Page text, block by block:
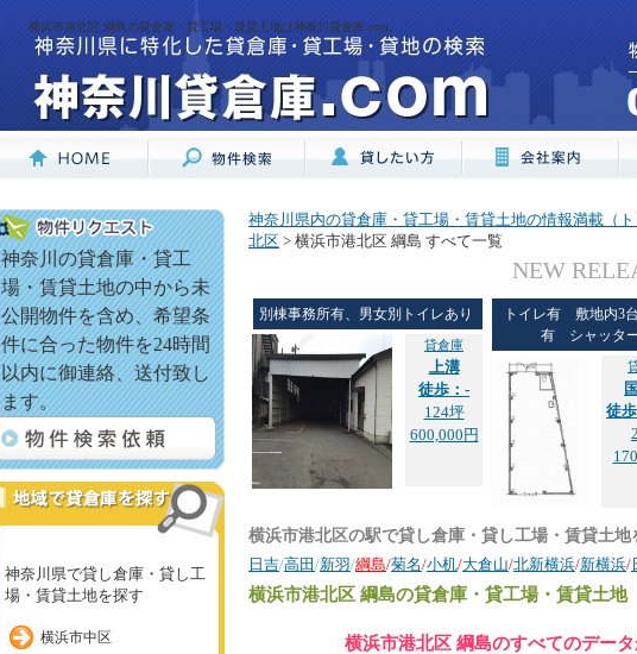
横浜市港北区 綱島の貸倉庫・貸工場・賃貸土地は神奈川貸倉庫.com。
神奈川の貸倉庫・貸工
場・賃貸土地の中から未
公開物件を含め、希望条
件に合った物件を24時間
以内に御連絡、送付致し
ます。
神奈川県で貸し倉庫・貸し工
場・賃貸土地を探す
横浜市中区
神奈川県内の貸倉庫・貸工場・賃貸土地の情報満載（
北区 > 横浜市港北区 綱島 すべて一覧
NEW
別棟事務所有、男女別トイレあり
貸倉庫
上溝
徒歩：-
124坪
600,000円
トイレ有 敷地内3
有 シャッタ
徒
横浜市港北区の駅で貸し倉庫・貸し工場・賃貸土地
日吉/高田 /新羽/綱島/菊名/小机/大倉山/北新横浜/新横浜/
横浜市港北区 綱島の貸倉庫・貸工場・賃貸土地
横浜市港北区 綱島のすべてのデータ